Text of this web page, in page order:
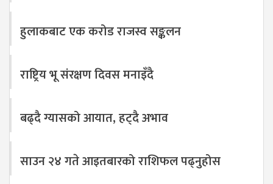
हुलाकबाट एक करोड राजस्व सङ्कलन
राष्ट्रिय भू संरक्षण दिवस मनाइँदै
बढ्दै ग्यासको आयात, हट्दै अभाव
साउन २४ गते आइतबारको राशिफल पढ्नुहोस